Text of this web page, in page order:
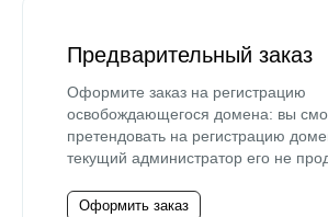
Предварительный заказ
Оформите заказ на регистрацию
освобождающегося домена: вы
претендовать на регистрацию
текущий администратор его не
Оформить заказ